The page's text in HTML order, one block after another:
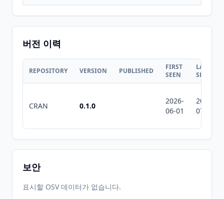
버전 이력
REPOSITORY VERSION PUBLISHED
FIRST
SEEN
LAST
SEEN
CRAN 0.1.0
2026-
06-01
2026-
07-10
보안
표시할 OSV 데이터가 없습니다.